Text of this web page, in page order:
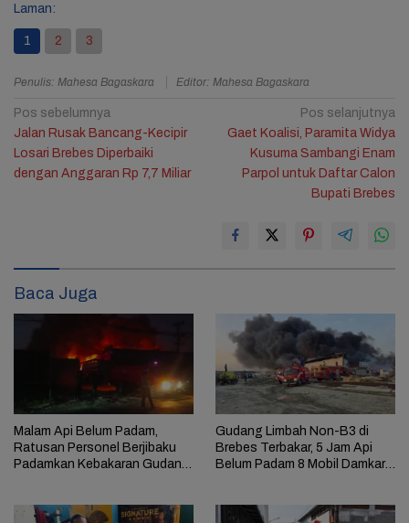
Laman:
1 2 3
Penulis: Mahesa Bagaskara Editor: Mahesa Bagaskara
Navigasi
pos
Pos sebelumnya
Jalan Rusak Bancang-Kecipir
Losari Brebes Diperbaiki
dengan Anggaran Rp 7,7 Miliar
Pos selanjutnya
Gaet Koalisi, Paramita Widya
Kusuma Sambangi Enam
Parpol untuk Daftar Calon
Bupati Brebes
Baca Juga
Malam Api Belum Padam,
Ratusan Personel Berjibaku
Padamkan Kebakaran Gudang
Gudang Limbah Non-B3 di
Brebes Terbakar, 5 Jam Api
Belum Padam 8 Mobil Damkar